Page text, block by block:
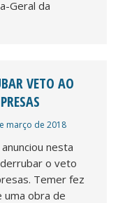
Geral da
VETO AO
março de 2018
nesta
o veto
Temer fez
uma obra de